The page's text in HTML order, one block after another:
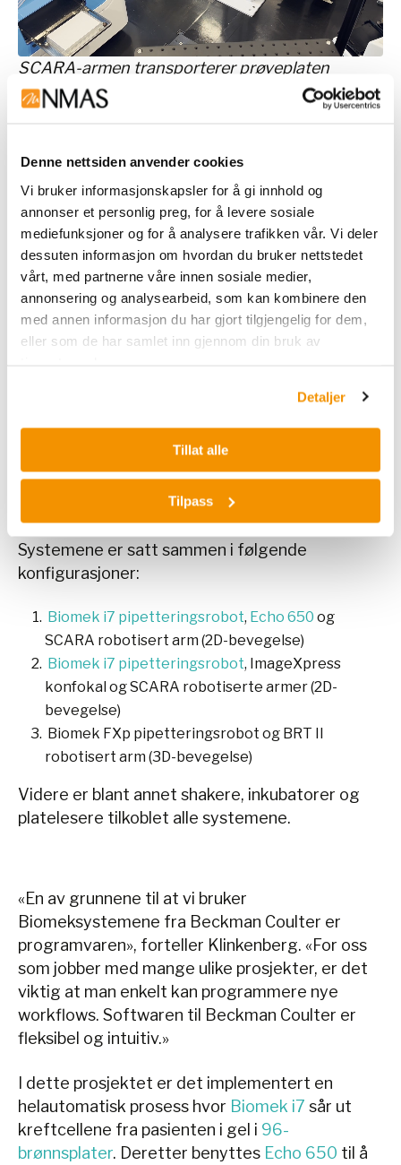
Denne nettsiden anvender cookies
Vi bruker informasjonskapsler for å gi innhold og
annonser et personlig preg, for å levere sosiale
mediefunksjoner og for å analysere trafikken vår. Vi deler
dessuten informasjon om hvordan du bruker nettstedet
vårt, med partnerne våre innen sosiale medier,
annonsering og analysearbeid, som kan kombinere den
med annen informasjon du har gjort tilgjengelig for dem,
eller som de har samlet inn gjennom din bruk av
Detaljer
Tillat alle
Tilpass
SCARA-armen transporterer prøveplaten
mellom Echo 650 og Plateloc for forsegling.
av NMAS og Beckman Coulter
Sintef har investert i tre Biomeksystemer levert
av NMAS, i tillegg til at de nylig investerte i
enEcho 650med akustisk dispensering. Om
Echo 650sier Klinkenberg at «den er helt unik i
markedet. Den bruker akustisk dispensering og
doserer ekstremt små volumer kontaktløst, noe
som eliminerer behovet for pipettespisser og
fjerner risiko for krysskontaminering. Den jobber
komplekse kombinasjonsmatriser. Det gjør den
Echo 650sammen med en
SCARA robotisert arm.
Systemene er satt sammen i følgende
konfigurasjoner:
Biomek i7 pipetteringsrobot, Echo 650 og
SCARA robotisert arm (2D-bevegelse)
Biomek i7 pipetteringsrobot, ImageXpress
konfokal og SCARA robotiserte armer (2D-
bevegelse)
Biomek FXp pipetteringsrobot og BRT II
robotisert arm (3D-bevegelse)
Videre er blant annet shakere, inkubatorer og
platelesere tilkoblet alle systemene.
«En av grunnene til at vi bruker
Biomeksystemene fra Beckman Coulter er
programvaren», forteller Klinkenberg. «For oss
som jobber med mange ulike prosjekter, er det
viktig at man enkelt kan programmere nye
workflows. Softwaren til Beckman Coulter er
fleksibel og intuitiv.»
I dette prosjektet er det implementert en
helautomatisk prosess hvor Biomek i7 sår ut
kreftcellene fra pasienten i gel i 96-
brønnsplater. Deretter benyttes Echo 650 til å